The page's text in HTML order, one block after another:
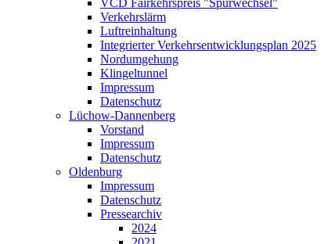
VCD Fairkehrspreis "Spurwechsel"
Verkehrslärm
Luftreinhaltung
Integrierter Verkehrsentwicklungsplan 2025
Nordumgehung
Klingeltunnel
Impressum
Datenschutz
Lüchow-Dannenberg
Vorstand
Impressum
Datenschutz
Oldenburg
Impressum
Datenschutz
Pressearchiv
2024